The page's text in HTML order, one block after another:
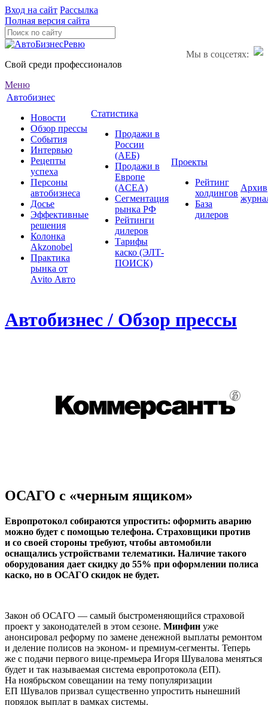
Вход на сайт Рассылка
Полная версия сайта
Мы в соцсетях:
Свой среди профессионалов
Меню
Автобизнес
Новости
Обзор прессы
События
Интервью
Рецепты
успеха
Персоны
автобизнеса
Досье
Эффективные
решения
Колонка
Akzonobel
Практика
рынка от
Аvito Авто
Статистика
Продажи в
России
(АЕБ)
Продажи в
Европе
(ACEA)
Сегментация
рынка РФ
Рейтинги
дилеров
Тарифы
каско (ЭЛТ-
ПОИСК)
Проекты
Рейтинг
холдингов
База
дилеров
Архив
Автобизнес / Обзор прессы
ОСАГО с «черным ящиком»
Европротокол собираются упростить: оформить аварию
можно будет с помощью телефона. Страховщики против
и со своей стороны требуют, чтобы автомобили
оснащались устройствами телематики. Наличие такого
оборудования дает скидку до 55% при оформлении полиса
каско, но в ОСАГО скидок не будет.
Закон об ОСАГО — самый быстроменяющийся страховой
проект у законодателей в этом сезоне. Минфин уже
анонсировал реформу по замене денежной выплаты ремонтом
и деление полисов на эконом- и премиум-сегменты. Теперь
же с подачи первого вице-премьера Игоря Шувалова меняться
будет и так называемая система европротокола (ЕП).
На ноябрьском совещании на тему популяризации
ЕП Шувалов призвал существенно упростить нынешний
порядок выплат в рамках системы.